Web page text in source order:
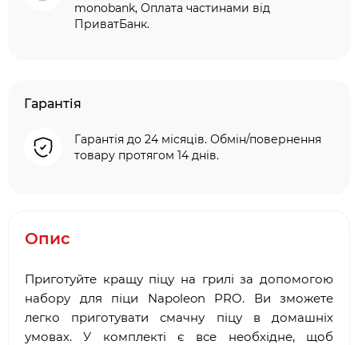
monobank, Оплата частинами від
ПриватБанк.
Гарантія
Гарантія до 24 місяців. Обмін/повернення
товару протягом 14 днів.
Опис
Приготуйте кращу піцу на грилі за допомогою
набору для піци Napoleon PRO. Ви зможете
легко приготувати смачну піцу в домашніх
умовах. У комплекті є все необхідне, щоб